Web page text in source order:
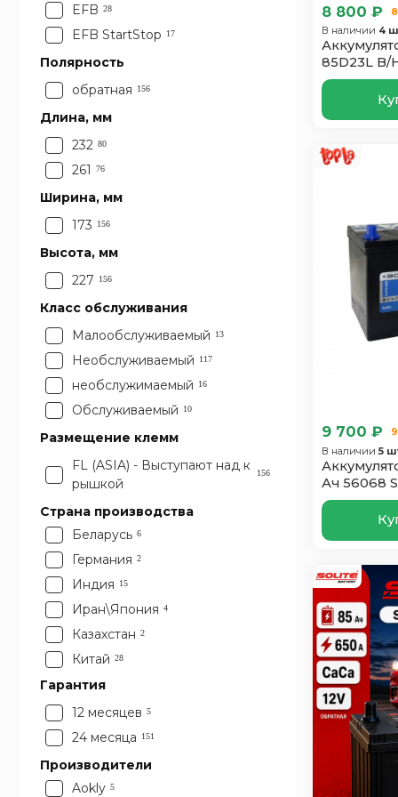
72 3
75 32
80
82
EFB 28
EFB StartStop 17
Полярность
обратная
156
Длина, мм
232 80
261 76
Ширина, мм
173
156
Высота, мм
227
156
Класс обслуживания
Малообслуживаемый
13
Необслуживаемый 117
необслужимаемый 16
Обслуживаемый 10
Размещение клемм
FL (ASIA) - Выступают над к
рышкой
156
Страна производства
Беларусь 6
Германия 2
Индия 15
Иран\Япония 4
Казахстан 2
Китай 28
Россия
Словения 14
Турция
Франция
Чехия
Гарантия
12 месяцев 5
24 месяца 151
Производители
Aokly 5
8 800 ₽
В наличии 4
85D23L B/
9 700 ₽
В наличии 5
Ач 56068